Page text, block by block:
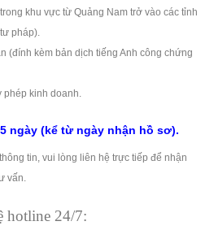
khu vực từ Quảng Nam trở vào các tỉnh
pháp).
kèm bản dịch tiếng Anh công chứng
kinh doanh.
5 ngày (kể từ ngày nhận hồ sơ).
tin, vui lòng liên hệ trực tiếp để nhận
vấn.
hotline 24/7: